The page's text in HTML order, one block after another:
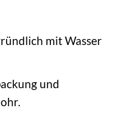
mit Wasser
und